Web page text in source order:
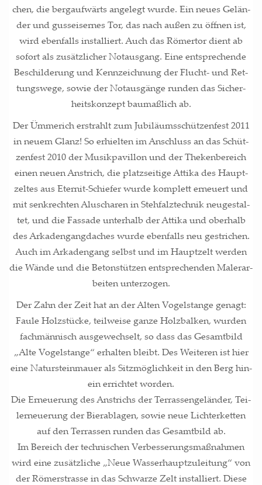
chen, die berg­auf­wärts ange­legt wur­de. Ein neu­es Gelän­
der und guss­ei­ser­nes Tor, das nach außen zu öff­nen ist,
wird eben­falls instal­liert. Auch das Römer­tor dient ab
sofort als zusätz­li­cher Not­aus­gang. Eine ent­spre­chen­de
Beschil­de­rung und Kenn­zeich­nung der Flucht- und Ret­
tungs­we­ge, sowie der Not­aus­gän­ge run­den das Sicher­
heits­kon­zept bau­maß­lich ab.
Der Ümme­rich erstrahlt zum Jubi­lä­ums­schüt­zen­fest 2011
in neu­em Glanz! So erhiel­ten im Anschluss an das Schüt­
zen­fest 2010 der Musik­pa­vil­lon und der The­ken­be­reich
einen neu­en Anstrich, die platz­sei­ti­ge Atti­ka des Haupt­
zel­tes aus Eter­nit-Schie­fer wur­de kom­plett erneu­ert und
mit senk­rech­ten Aluscha­ren in Steh­falz­tech­nik neu­ge­stal­
tet, und die Fas­sa­de unter­halb der Atti­ka und ober­halb
des Arka­den­gang­da­ches wur­de eben­falls neu gestri­chen.
Auch im Arka­den­gang selbst und im Haupt­zelt wer­den
die Wän­de und die Beton­stüt­zen ent­spre­chen­den Maler­ar­
bei­ten unterzogen.
Der Zahn der Zeit hat an der Alten Vogel­stan­ge genagt:
Fau­le Holz­stü­cke, teil­wei­se gan­ze Holz­bal­ken, wur­den
fach­män­nisch aus­ge­wech­selt, so dass das Gesamt­bild
„Alte Vogel­stan­ge“ erhal­ten bleibt. Des Wei­te­ren ist hier
eine Natur­stein­mau­er als Sitz­mög­lich­keit in den Berg hin­
ein errich­tet wor­den.
Die Erneue­rung des Anstrichs der Ter­ras­sen­ge­län­der, Tei­
ler­neue­rung der Bier­ab­la­gen, sowie neue Lich­ter­ket­ten
auf den Ter­ras­sen run­den das Gesamt­bild ab.
Im Bereich der tech­ni­schen Ver­bes­se­rungs­maß­nah­men
wird eine zusätz­li­che „Neue Was­ser­haupt­zu­lei­tung“ von
der Römer­stras­se in das Schwar­ze Zelt instal­liert. Die­se